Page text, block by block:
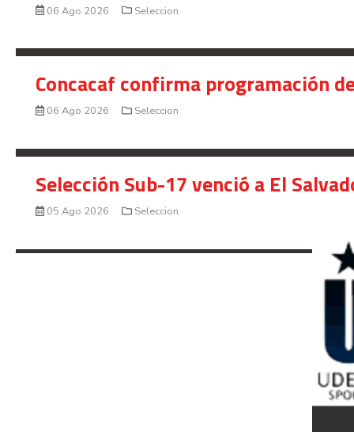
06 Ago 2026 Seleccion
Concacaf confirma programación
06 Ago 2026 Seleccion
Selección Sub-17 venció a El
05 Ago 2026 Seleccion